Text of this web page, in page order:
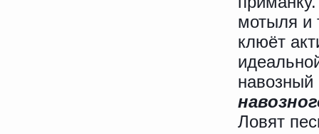
мотыля и
клюёт
Ловят